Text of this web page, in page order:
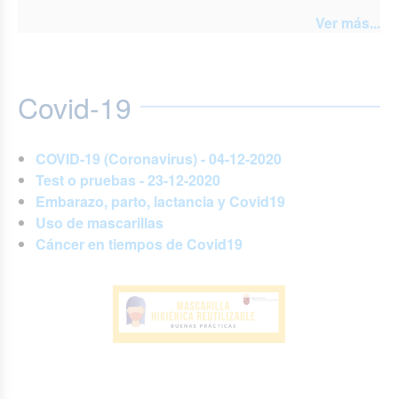
Ver más...
Covid-19
COVID-19 (Coronavirus) - 04-12-2020
Test o pruebas - 23-12-2020
Embarazo, parto, lactancia y Covid19
Uso de mascarillas
Cáncer en tiempos de Covid19